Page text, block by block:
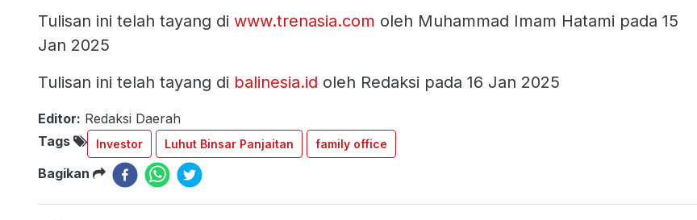
Tulisan ini telah tayang di www.trenasia.com oleh Muhammad Imam Hatami pada 15
Jan 2025
Tulisan ini telah tayang di balinesia.id oleh Redaksi pada 16 Jan 2025
Editor: Redaksi Daerah
Tags
Investor Luhut Binsar Panjaitan family office
Bagikan